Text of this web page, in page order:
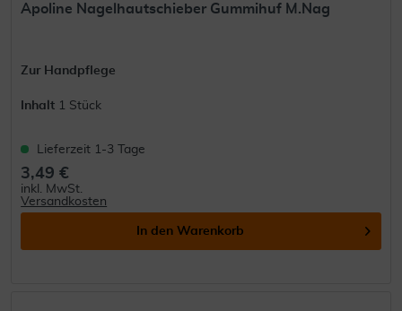
Apoline Nagelhautschieber Gummihuf M.Nag
Zur Handpflege
Inhalt 1 Stück
Lieferzeit 1-3 Tage
3,49 €
inkl. MwSt.
Versandkosten
In den Warenkorb